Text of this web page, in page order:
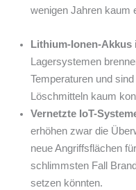
wenigen Jahren kaum
Lithium-Ionen-Akkus
Lagersystemen
Temperaturen und
Löschmitteln kaum
Vernetzte IoT-
erhöhen zwar die
neue Angriffsflächen
schlimmsten Fall
setzen könnten.